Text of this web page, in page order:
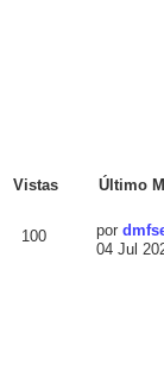
Vistas Último
100 por
04 Jul